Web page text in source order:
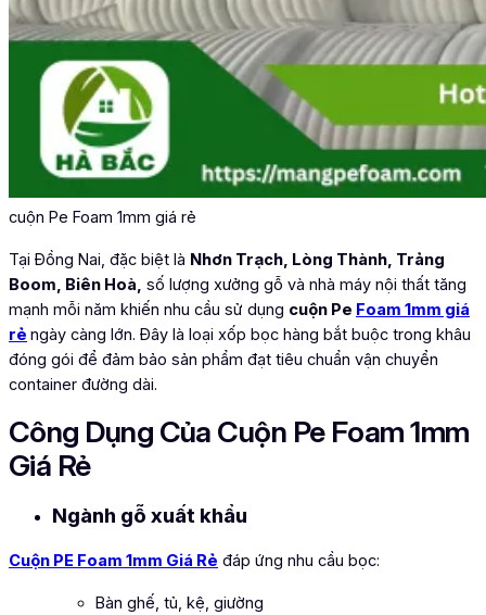
cuộn Pe Foam 1mm giá rẻ
Tại Đồng Nai, đặc biệt là Nhơn Trạch, Lòng Thành, Trảng
Boom, Biên Hoà, số lượng xưởng gỗ và nhà máy nội thất tăng
mạnh mỗi năm khiến nhu cầu sử dụng cuộn Pe Foam 1mm giá
rẻ ngày càng lớn. Đây là loại xốp bọc hàng bắt buộc trong khâu
đóng gói để đảm bảo sản phẩm đạt tiêu chuẩn vận chuyển
container đường dài.
Công Dụng Của Cuộn Pe Foam 1mm
Giá Rẻ
Ngành gỗ xuất khẩu
Cuộn PE Foam 1mm Giá Rẻ đáp ứng nhu cầu bọc:
Bàn ghế, tủ, kệ, giường